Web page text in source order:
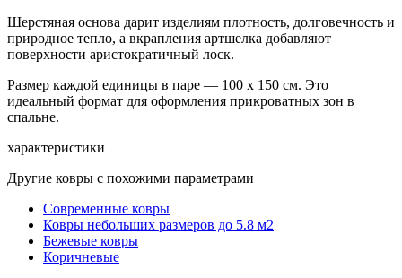
Шерстяная основа дарит изделиям плотность, долговечность и
природное тепло, а вкрапления артшелка добавляют
поверхности аристократичный лоск.
Размер каждой единицы в паре — 100 x 150 см. Это
идеальный формат для оформления прикроватных зон в
спальне.
характеристики
Другие ковры с похожими параметрами
Современные ковры
Ковры небольших размеров до 5.8 м2
Бежевые ковры
Коричневые